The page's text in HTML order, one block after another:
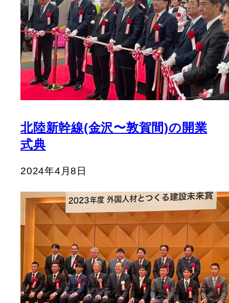
北陸新幹線(金沢〜敦賀間)の開業
式典
2024年4月8日